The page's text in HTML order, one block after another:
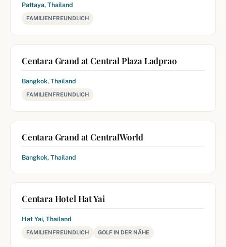
Pattaya, Thailand
FAMILIENFREUNDLICH
Centara Grand at Central Plaza Ladprao
Bangkok, Thailand
FAMILIENFREUNDLICH
Centara Grand at CentralWorld
Bangkok, Thailand
Centara Hotel Hat Yai
Hat Yai, Thailand
FAMILIENFREUNDLICH GOLF IN DER NÄHE